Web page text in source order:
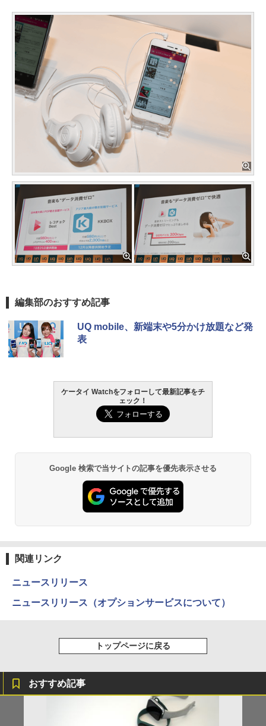
編集部のおすすめ記事
UQ mobile、新端末や5分かけ放題など発
表
ケータイ Watchをフォローして最新記事をチ
ェック！
Google 検索で当サイトの記事を優先表示させる
関連リンク
ニュースリリース
ニュースリリース（オプションサービスについて）
トップページに戻る
おすすめ記事